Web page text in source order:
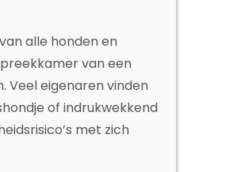
alle honden en
van een
Veel eigenaren vinden
of indrukwekkend
met zich